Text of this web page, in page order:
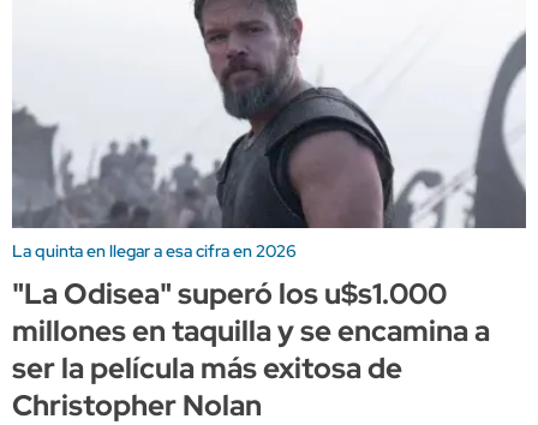
La quinta en llegar a esa cifra en 2026
"La Odisea" superó los u$s1.000
millones en taquilla y se encamina a
ser la película más exitosa de
Christopher Nolan